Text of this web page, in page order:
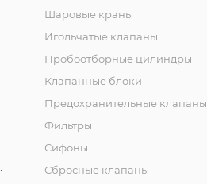
Шаровые краны
Игольчатые клапаны
Пробоотборные цилиндры
Клапанные блоки
Предохранительные клапаны
Фильтры
Сифоны
Сбросные клапаны